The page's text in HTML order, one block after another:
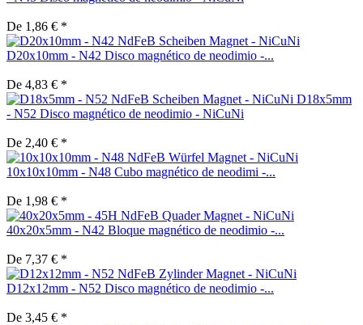
De 1,86 € *
D20x10mm - N42 Disco magnético de neodimio -...
De 4,83 € *
D18x5mm
- N52 Disco magnético de neodimio - NiCuNi
De 2,40 € *
10x10x10mm - N48 Cubo magnético de neodimi -...
De 1,98 € *
40x20x5mm - N42 Bloque magnético de neodimio -...
De 7,37 € *
D12x12mm - N52 Disco magnético de neodimio -...
De 3,45 € *